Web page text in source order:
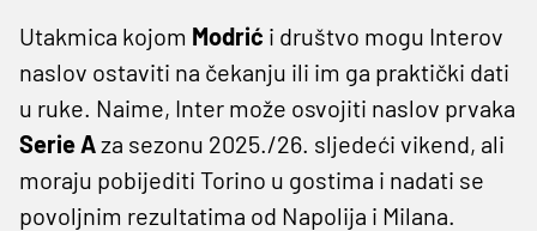
Utakmica kojom Modrić i društvo mogu Interov
naslov ostaviti na čekanju ili im ga praktički dati
u ruke. Naime, Inter može osvojiti naslov prvaka
Serie Aza sezonu 2025./26. sljedeći vikend, ali
moraju pobijediti Torino u gostima i nadati se
povoljnim rezultatima od Napolija i Milana.